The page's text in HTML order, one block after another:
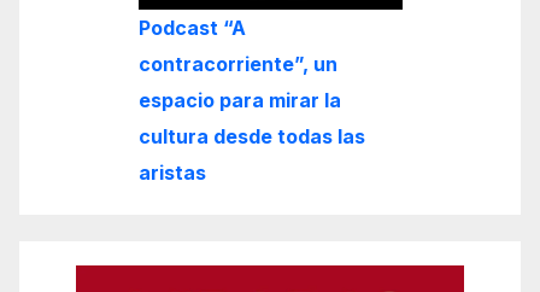
Podcast “A
contracorriente”, un
espacio para mirar la
cultura desde todas las
aristas